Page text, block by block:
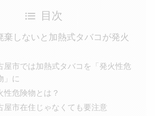
目次
棄しないと加熱式タバコが発火
屋市では加熱式タバコを「発火性危
」に
性危険物とは？
屋市在住じゃなくても要注意